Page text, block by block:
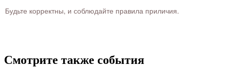
Будьте корректны, и соблюдайте правила приличия.
Смотрите также события